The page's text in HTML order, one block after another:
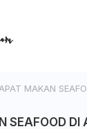
MAKAN
SEAFOOD DI